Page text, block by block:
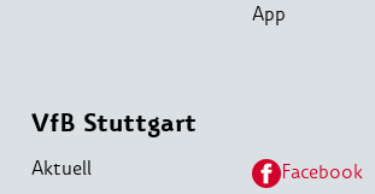
App
VfB Stuttgart
Aktuell
Facebook